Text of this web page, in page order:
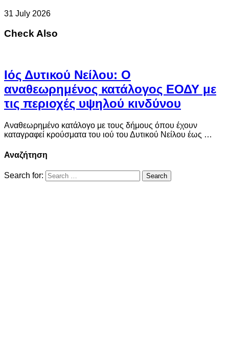
31 July 2026
Check Also
Ιός Δυτικού Νείλου: Ο
αναθεωρημένος κατάλογος ΕΟΔΥ με
τις περιοχές υψηλού κινδύνου
Αναθεωρημένο κατάλογο με τους δήμους όπου έχουν
καταγραφεί κρούσματα του ιού του Δυτικού Νείλου έως …
Αναζήτηση
Search for: